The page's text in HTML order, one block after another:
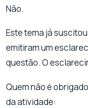
Não.
Este tema já
emitiram um
questão. O
Quem não é
da atividade: